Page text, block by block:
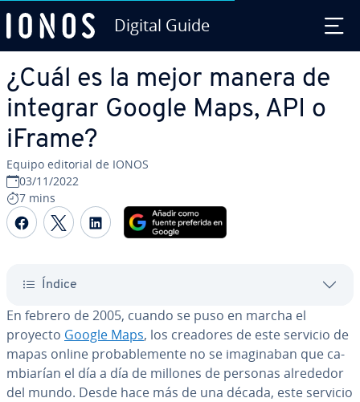
Digital Guide
¿Cuál es la mejor manera de
integrar Google Maps, API o
iFrame?
Equipo editorial de IONOS
03/11/2022
7 mins
Compartir Facebook
Compartir Twitter
Compartir LinkedIn
Índice
En febrero de 2005, cuando se puso en marcha el
proyecto Google Maps, los creadores de este servicio de
mapas online pro­ba­ble­me­n­te no se ima­gi­na­ban que ca­
m­bia­rían el día a día de millones de personas alrededor
del mundo. Desde hace más de una década, este servicio